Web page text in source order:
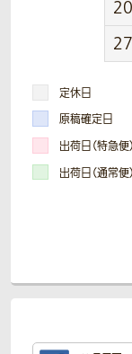
20
27
定休日
原稿確定日
出荷日（特急便）
出荷日（通常便）